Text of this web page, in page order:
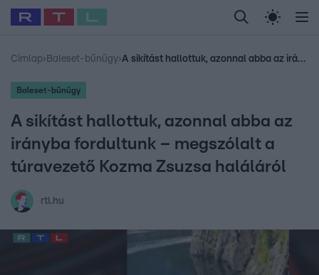
Legfrissebb RTL Híradó Randi Celeb vagyok,
Babits Marcella Most Wanted Gallusz
Címlap› Baleset-bűnügy› A sikítást hallottuk, azonnal abba az irányba fordultunk – megszólalt a túravezető Kozma Zsuzsa haláláról
Baleset-bűnügy
A sikítást hallottuk, azonnal abba az
irányba fordultunk – megszólalt a
túravezető Kozma Zsuzsa haláláról
rtl.hu